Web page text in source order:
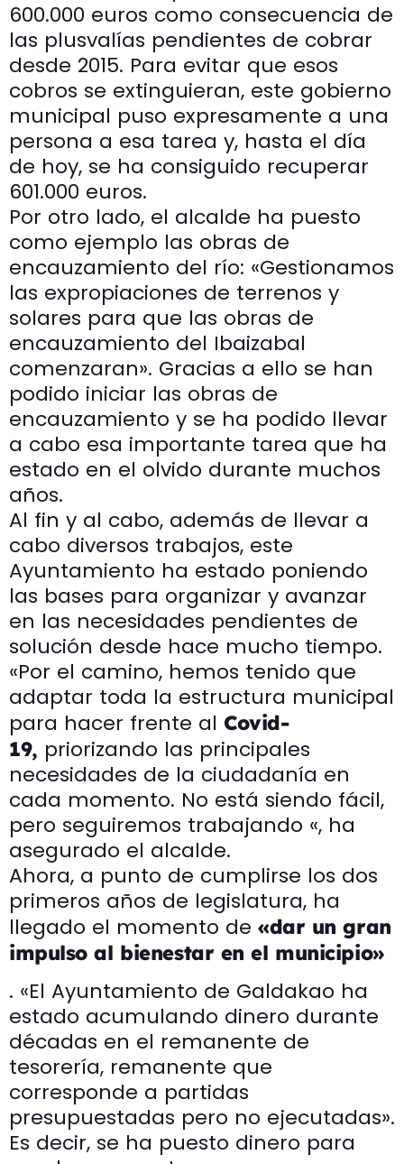
600.000 euros como consecuencia de
las plusvalías pendientes de cobrar
desde 2015. Para evitar que esos
cobros se extinguieran, este gobierno
municipal puso expresamente a una
persona a esa tarea y, hasta el día
de hoy, se ha consiguido recuperar
601.000 euros.
Por otro lado, el alcalde ha puesto
como ejemplo las obras de
encauzamiento del río: «Gestionamos
las expropiaciones de terrenos y
solares para que las obras de
encauzamiento del Ibaizabal
comenzaran». Gracias a ello se han
podido iniciar las obras de
encauzamiento y se ha podido llevar
a cabo esa importante tarea que ha
estado en el olvido durante muchos
años.
Al fin y al cabo, además de llevar a
cabo diversos trabajos, este
Ayuntamiento ha estado poniendo
las bases para organizar y avanzar
en las necesidades pendientes de
solución desde hace mucho tiempo.
«Por el camino, hemos tenido que
adaptar toda la estructura municipal
para hacer frente al Covid-
19, priorizando las principales
necesidades de la ciudadanía en
cada momento. No está siendo fácil,
pero seguiremos trabajando «, ha
asegurado el alcalde.
Ahora, a punto de cumplirse los dos
primeros años de legislatura, ha
llegado el momento de «dar un gran
impulso al bienestar en el municipio»
. «El Ayuntamiento de Galdakao ha
estado acumulando dinero durante
décadas en el remanente de
tesorería, remanente que
corresponde a partidas
presupuestadas pero no ejecutadas».
Es decir, se ha puesto dinero para